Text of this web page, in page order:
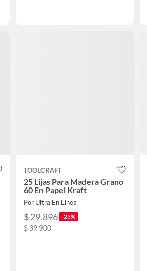
TOOLCRAFT
25 Lijas Para Madera Grano
60 En Papel Kraft
Por Ultra En Linea
$ 29.896 -25%
$ 39.900